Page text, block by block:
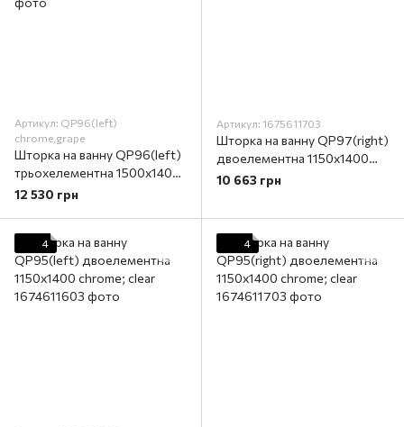
Артикул: QP96(left)
chrome,grape
Шторка на ванну QP96(left)
трьохелементна 1500x1400
chrome; grape
12 530 грн
Артикул: 1675611703
Шторка на ванну QP97(right)
двоелементна 1150x1400
chrome; clear
10 663 грн
4 4